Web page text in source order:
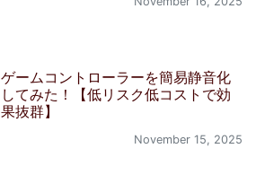
ゲームコントローラーを簡易静音化
してみた！【低リスク低コストで効
果抜群】
November 15, 2025